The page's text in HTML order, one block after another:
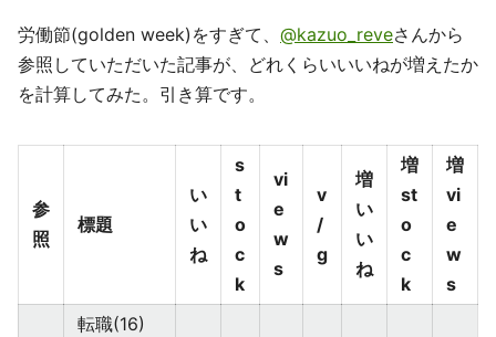
労働節(golden week)をすぎて、 @kazuo_reveさんから
参照していただいた記事が、どれくらいいいねが増えたか
を計算してみた。引き算です。
参
照
標題
い
い
ね
s
t
o
c
k
vi
e
w
s
v
/
g
増
い
い
ね
増
st
o
c
k
増
vi
e
w
s
転職(16)